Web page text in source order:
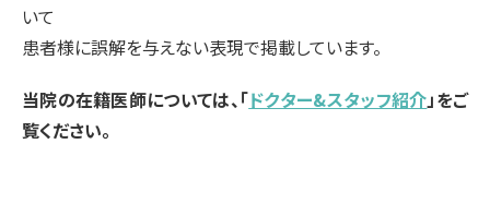
いて
患者様に誤解を与えない表現で掲載しています。
当院の在籍医師については、「ドクター&スタッフ紹介」をご
覧ください。